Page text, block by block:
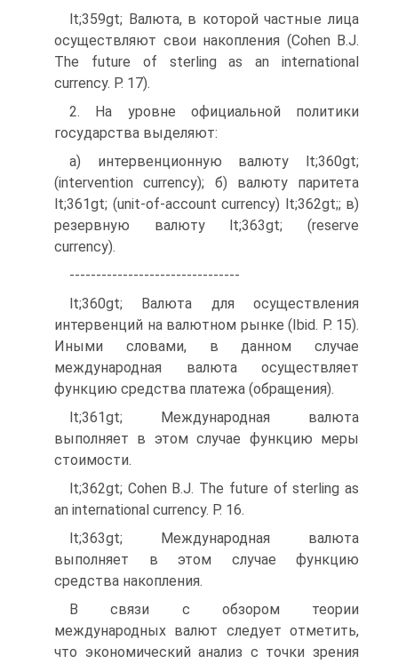
lt;359gt; Валюта, в которой частные лица
осуществляют свои накопления (Cohen B.J.
The future of sterling as an international
currency. P. 17).
2. На уровне официальной политики
государства выделяют:
а) интервенционную валюту lt;360gt;
(intervention currency); б) валюту паритета
lt;361gt; (unit-of-account currency) lt;362gt;; в)
резервную валюту lt;363gt; (reserve
currency).
--------------------------------
lt;360gt; Валюта для осуществления
интервенций на валютном рынке (Ibid. P. 15).
Иными словами, в данном случае
международная валюта осуществляет
функцию средства платежа (обращения).
lt;361gt; Международная валюта
выполняет в этом случае функцию меры
стоимости.
lt;362gt; Cohen B.J. The future of sterling as
an international currency. P. 16.
lt;363gt; Международная валюта
выполняет в этом случае функцию
средства накопления.
В связи с обзором теории
международных валют следует отметить,
что экономический анализ с точки зрения